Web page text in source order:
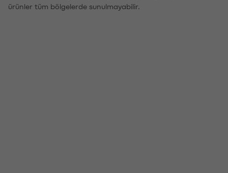
ürünler tüm bölgelerde sunulmayabilir.